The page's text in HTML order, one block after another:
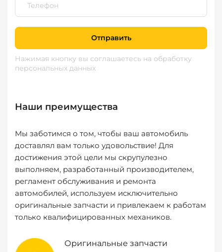
Отправить
Нажимая кнопку вы соглашаетесь на обработку
персональных данных
Наши преимущества
Мы заботимся о том, чтобы ваш автомобиль
доставлял вам только удовольствие! Для
достижения этой цели мы скрупулезно
выполняем, разработанный производителем,
регламент обслуживания и ремонта
автомобилей, используем исключительно
оригинальные запчасти и привлекаем к работам
только квалифицированных механиков.
Оригинальные запчасти